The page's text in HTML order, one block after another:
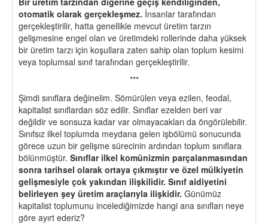
otomatik olarak gerçekleşmez. İnsanlar tarafından
gerçekleştirilir, hatta genellikle mevcut üretim tarzın
gelişmesine engel olan ve üretimdeki rollerinde daha yüksek
bir üretim tarzı için koşullara zaten sahip olan toplum kesimi
veya toplumsal sınıf tarafından gerçekleştirilir.
***
Şimdi sınıflara değinelim. Sömürülen veya ezilen, feodal,
kapitalist sınıflardan söz edilir. Sınıflar ezelden beri var
değildir ve sonsuza kadar var olmayacakları da öngörülebilir.
Sınıfsız ilkel toplumda meydana gelen işbölümü sonucunda
görece uzun bir gelişme sürecinin ardından toplum sınıflara
bölünmüştür. Sınıflar ilkel komünizmin parçalanmasından
sonra tarihsel olarak ortaya çıkmıştır ve özel mülkiyetin
gelişmesiyle çok yakından ilişkilidir. Sınıf aidiyetini
belirleyen şey üretim araçlarıyla ilişkidir. Günümüz
kapitalist toplumunu incelediğimizde hangi ana sınıfları neye
göre ayırt ederiz?